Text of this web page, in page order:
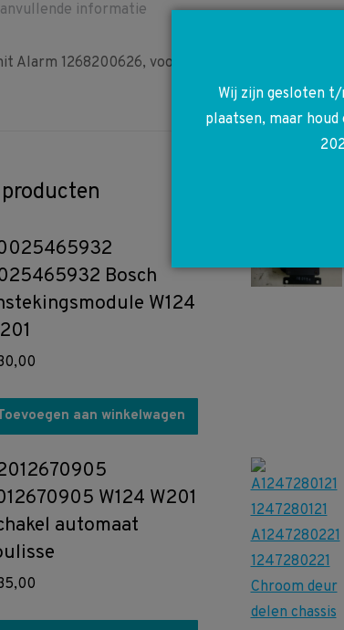
informatie
Alarm 1268200626, voor diversen types.
Bosch
W124
aan winkelwagen
W124 W201
automaat
Wij zijn gesloten
plaatsen, maar